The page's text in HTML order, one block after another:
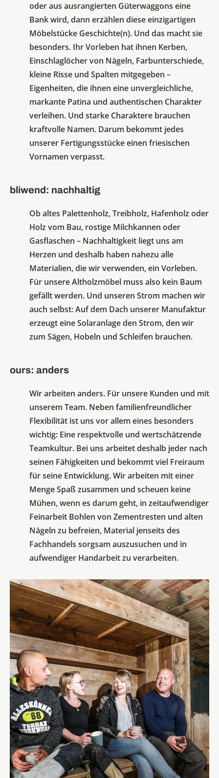
oder aus ausrangierten Güterwaggons eine
Bank wird, dann erzählen diese einzigartigen
Möbelstücke Geschichte(n). Und das macht sie
besonders. Ihr Vorleben hat ihnen Kerben,
Einschlaglöcher von Nägeln, Farbunterschiede,
kleine Risse und Spalten mitgegeben –
Eigenheiten, die ihnen eine unvergleichliche,
markante Patina und authentischen Charakter
verleihen. Und starke Charaktere brauchen
kraftvolle Namen. Darum bekommt jedes
unserer Fertigungsstücke einen friesischen
Vornamen verpasst.
bliwend: nachhaltig
Ob altes Palettenholz, Treibholz, Hafenholz oder
Holz vom Bau, rostige Milchkannen oder
Gasflaschen – Nachhaltigkeit liegt uns am
Herzen und deshalb haben nahezu alle
Materialien, die wir verwenden, ein Vorleben.
Für unsere Altholzmöbel muss also kein Baum
gefällt werden. Und unseren Strom machen wir
auch selbst: Auf dem Dach unserer Manufaktur
erzeugt eine Solaranlage den Strom, den wir
zum Sägen, Hobeln und Schleifen brauchen.
ours: anders
Wir arbeiten anders. Für unsere Kunden und mit
unserem Team. Neben familienfreundlicher
Flexibilität ist uns vor allem eines besonders
wichtig: Eine respektvolle und wertschätzende
Teamkultur. Bei uns arbeitet deshalb jeder nach
seinen Fähigkeiten und bekommt viel Freiraum
für seine Entwicklung. Wir arbeiten mit einer
Menge Spaß zusammen und scheuen keine
Mühen, wenn es darum geht, in zeitaufwendiger
Feinarbeit Bohlen von Zementresten und alten
Nägeln zu befreien, Material jenseits des
Fachhandels sorgsam auszusuchen und in
aufwendiger Handarbeit zu verarbeiten.